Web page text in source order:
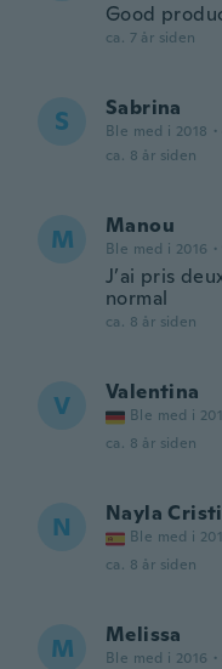
Good
ca. 7 år siden
S Sabrina
Ble med i 2018 ·
ca. 8 år siden
M Manou
Ble med i 2016 ·
J’ai pris
normal
ca. 8 år siden
V Valentina
Ble med i
ca. 8 år siden
N Nayla
Ble med i
ca. 8 år siden
M Melissa
Ble med i 2016 ·